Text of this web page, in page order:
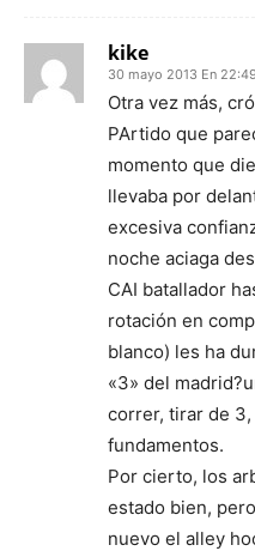
kike
30 mayo 2013 En 22:49
Otra vez más,
PArtido que
momento que
llevaba por
excesiva
noche aciaga
CAI batallador
rotación en
blanco) les ha
«3» del
correr, tirar de
fundamentos.
Por cierto, los
estado bien,
nuevo el alley